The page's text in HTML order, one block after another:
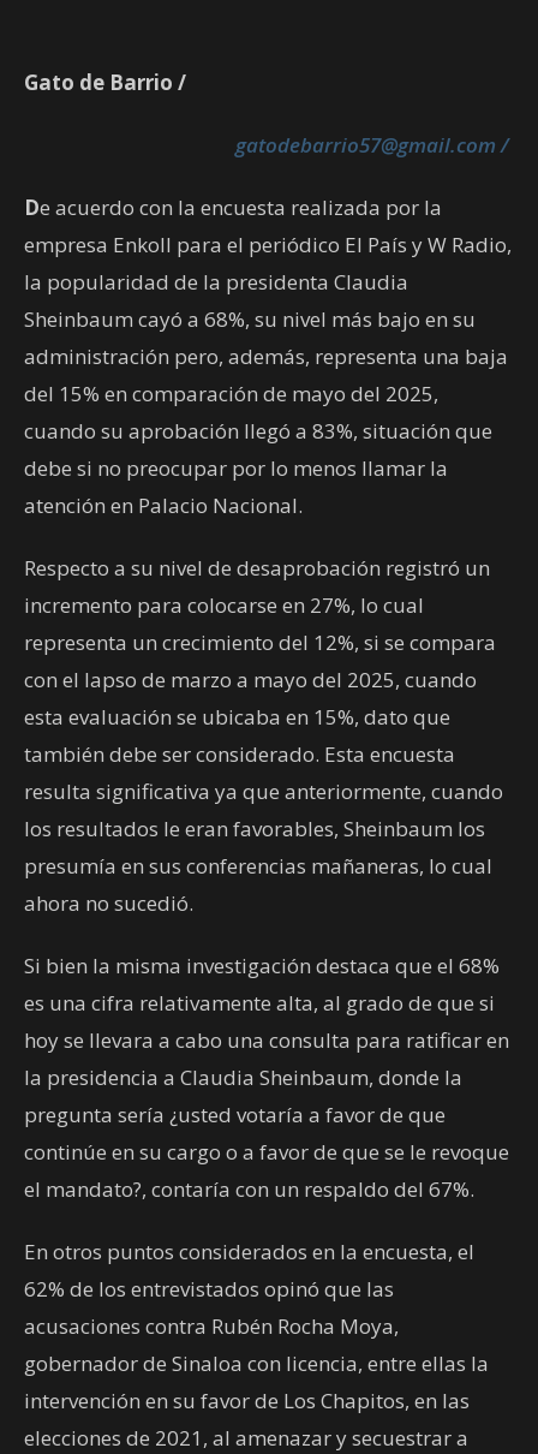
Gato de Barrio /
gatodebarrio57@gmail.com /
De acuerdo con la encuesta realizada por la
empresa Enkoll para el periódico El País y W Radio,
la popularidad de la presidenta Claudia
Sheinbaum cayó a 68%, su nivel más bajo en su
administración pero, además, representa una baja
del 15% en comparación de mayo del 2025,
cuando su aprobación llegó a 83%, situación que
debe si no preocupar por lo menos llamar la
atención en Palacio Nacional.
Respecto a su nivel de desaprobación registró un
incremento para colocarse en 27%, lo cual
representa un crecimiento del 12%, si se compara
con el lapso de marzo a mayo del 2025, cuando
esta evaluación se ubicaba en 15%, dato que
también debe ser considerado. Esta encuesta
resulta significativa ya que anteriormente, cuando
los resultados le eran favorables, Sheinbaum los
presumía en sus conferencias mañaneras, lo cual
ahora no sucedió.
Si bien la misma investigación destaca que el 68%
es una cifra relativamente alta, al grado de que si
hoy se llevara a cabo una consulta para ratificar en
la presidencia a Claudia Sheinbaum, donde la
pregunta sería ¿usted votaría a favor de que
continúe en su cargo o a favor de que se le revoque
el mandato?, contaría con un respaldo del 67%.
En otros puntos considerados en la encuesta, el
62% de los entrevistados opinó que las
acusaciones contra Rubén Rocha Moya,
gobernador de Sinaloa con licencia, entre ellas la
intervención en su favor de Los Chapitos, en las
elecciones de 2021, al amenazar y secuestrar a